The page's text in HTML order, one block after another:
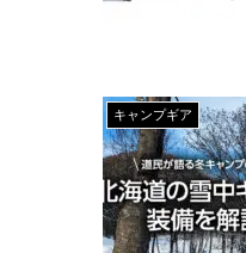
キャンプギア